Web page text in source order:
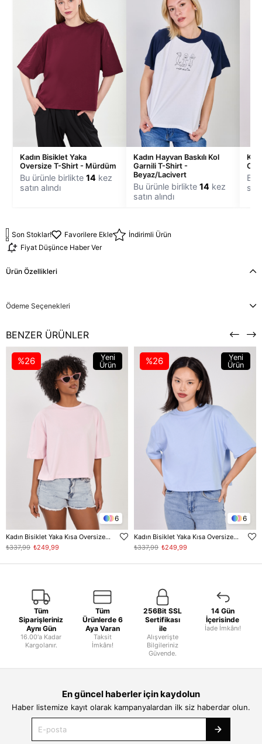
Kadın Bisiklet Yaka
Oversize T-Shirt - Mürdüm
Bu ürünle birlikte 14 kez
satın alındı
Kadın Hayvan Baskılı Kol
Garnili T-Shirt -
Beyaz/Lacivert
Bu ürünle birlikte 14kez
satın alındı
Bu
Son Stoklar! Favorilere Ekle
İndirimli Ürün
Fiyat Düşünce Haber Ver
Ürün Özellikleri
Ödeme Seçenekleri
BENZER ÜRÜNLER
6
Kadın Bisiklet Yaka Kısa Oversize T-Shirt - Toz Pembe
₺249,99
₺337,99
%26
Yeni
Ürün
6
Kadın Bisiklet Yaka Kısa Oversize T-Shirt - Bebe Mavi
₺249,99
₺337,99
%26
Yeni
Ürün
Tüm
Siparişleriniz
Aynı Gün
16.00'a Kadar
Kargolanır.
Tüm
Ürünlerde 6
Aya Varan
Taksit
İmkânı!
256Bit SSL
Sertifikası
ile
Alışverişte
Bilgileriniz
Güvende.
14 Gün
İçerisinde
İade İmkânı!
En güncel haberler için kaydolun
Haber listemize kayıt olarak kampanyalardan ilk siz haberdar olun.